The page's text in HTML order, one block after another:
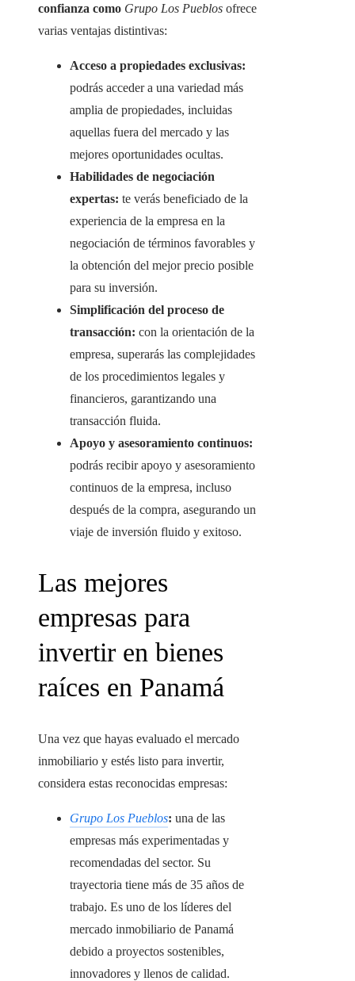
confianza como Grupo Los Pueblos ofrece
varias ventajas distintivas:
Acceso a propiedades exclusivas:
podrás acceder a una variedad más
amplia de propiedades, incluidas
aquellas fuera del mercado y las
mejores oportunidades ocultas.
Habilidades de negociación
expertas: te verás beneficiado de la
experiencia de la empresa en la
negociación de términos favorables y
la obtención del mejor precio posible
para su inversión.
Simplificación del proceso de
transacción: con la orientación de la
empresa, superarás las complejidades
de los procedimientos legales y
financieros, garantizando una
transacción fluida.
Apoyo y asesoramiento continuos:
podrás recibir apoyo y asesoramiento
continuos de la empresa, incluso
después de la compra, asegurando un
viaje de inversión fluido y exitoso.
Las mejores
empresas para
invertir en bienes
raíces en Panamá
Una vez que hayas evaluado el mercado
inmobiliario y estés listo para invertir,
considera estas reconocidas empresas:
Grupo Los Pueblos: una de las
empresas más experimentadas y
recomendadas del sector. Su
trayectoria tiene más de 35 años de
trabajo. Es uno de los líderes del
mercado inmobiliario de Panamá
debido a proyectos sostenibles,
innovadores y llenos de calidad.